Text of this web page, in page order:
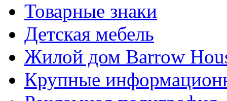
Товарные знаки
Детская мебель
Жилой дом Barrow
Крупные